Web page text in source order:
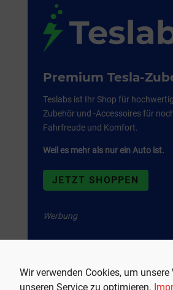
Wir verwenden Cookies, um unsere
unseren Service zu optimieren.
Premium Tesla-
Teslabs ist Ihr Shop für
Zubehör und -Accessoires für
Fahrfreude und Komfort.
Weil es mehr als nur ein Auto ist.
JETZT SHOPPEN
Werbung